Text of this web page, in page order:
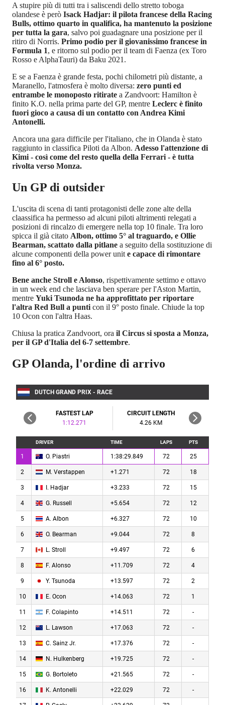
A stupire più di tutti tra i saliscendi dello stretto toboga
olandese è però Isack Hadjar: il pilota francese della Racing
Bulls, ottimo quarto in qualifica, ha mantenuto la posizione
per tutta la gara, salvo poi guadagnare una posizione per il
ritiro di Norris. Primo podio per il giovanissimo francese in
Formula 1, e ritorno sul podio per il team di Faenza (ex Toro
Rosso e AlphaTauri) da Baku 2021.
E se a Faenza è grande festa, pochi chilometri più distante, a
Maranello, l'atmosfera è molto diversa: zero punti ed
entrambe le monoposto ritirate a Zandvoort: Hamilton è
finito K.O. nella prima parte del GP, mentre Leclerc è finito
fuori gioco a causa di un contatto con Andrea Kimi
Antonelli.
Ancora una gara difficile per l'italiano, che in Olanda è stato
raggiunto in classifica Piloti da Albon. Adesso l'attenzione di
Kimi - così come del resto quella della Ferrari - è tutta
rivolta verso Monza.
Un GP di outsider
L'uscita di scena di tanti protagonisti delle zone alte della
claassifica ha permesso ad alcuni piloti altrimenti relegati a
posizioni di rincalzo di emergere nella top 10 finale. Tra loro
spicca il già citato Albon, ottimo 5° al traguardo, e Ollie
Bearman, scattato dalla pitlane a seguito della sostituzione di
alcune componenti della power unit e capace di rimontare
fino al 6° posto.
Bene anche Stroll e Alonso, rispettivamente settimo e ottavo
in un week end che lasciava ben sperare per l'Aston Martin,
mentre Yuki Tsunoda ne ha approfittato per riportare
l'altra Red Bull a punti con il 9° posto finale. Chiude la top
10 Ocon con l'altra Haas.
Chiusa la pratica Zandvoort, ora il Circus si sposta a Monza,
per il GP d'Italia del 6-7 settembre.
GP Olanda, l'ordine di arrivo